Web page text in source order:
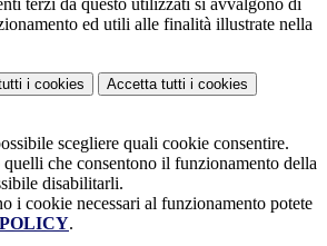
terzi da questo utilizzati si avvalgono di
ed utili alle finalità illustrate nella
i cookies Accetta tutti i cookies
scegliere quali cookie consentire.
che consentono il funzionamento della
disabilitarli.
i cookie necessari al funzionamento potete
.